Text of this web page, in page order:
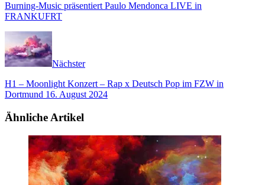
Burning-Music präsentiert Paulo Mendonca LIVE in
FRANKUFRT
Nächster
H1 – Moonlight Konzert – Rap x Deutsch Pop im FZW in
Dortmund 16. August 2024
Ähnliche Artikel